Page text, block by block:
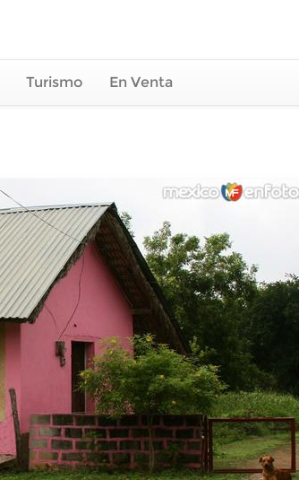
Turismo En Venta